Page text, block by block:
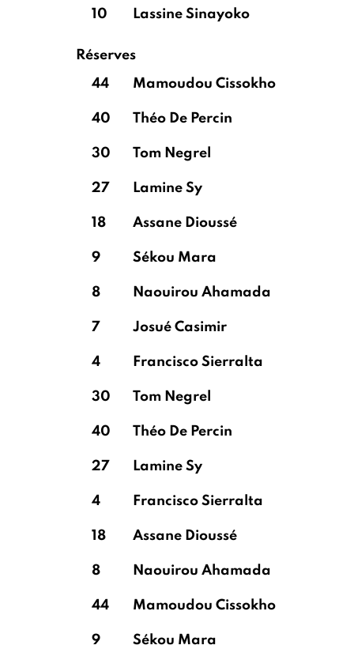
10 Lassine Sinayoko
Réserves
44
Mamoudou Cissokho
40 Théo De Percin
30 Tom Negrel
27 Lamine Sy
18 Assane Dioussé
9 Sékou Mara
8 Naouirou Ahamada
7 Josué Casimir
4 Francisco Sierralta
30 Tom Negrel
40 Théo De Percin
27 Lamine Sy
4 Francisco Sierralta
18 Assane Dioussé
8 Naouirou Ahamada
44 Mamoudou Cissokho
9 Sékou Mara